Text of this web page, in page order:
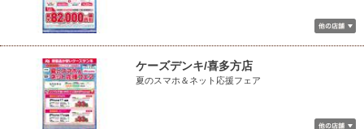
ケーズデンキ/喜多方店
夏のスマホ＆ネット応援フェア